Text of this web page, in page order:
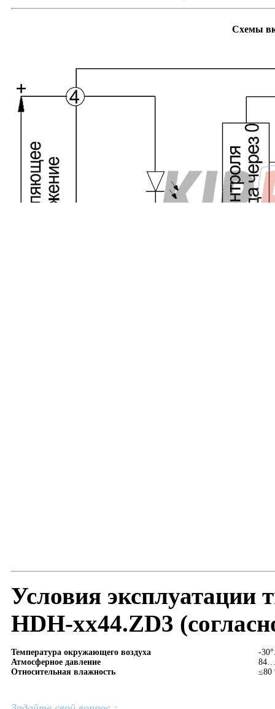
Схемы
Условия эксплуатации
HDH-xx44.ZD3
Температура окружающего воздуха
-
Атмосферное давление
Относительная влажность
≤80